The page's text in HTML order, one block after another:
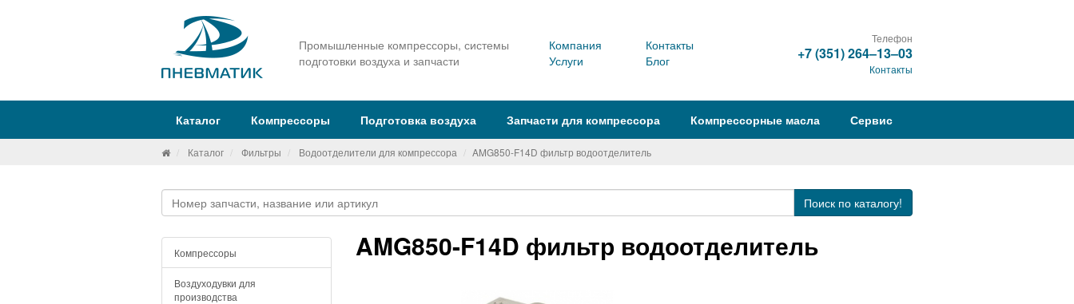
Промышленные компрессоры, системы
подготовки воздуха и запчасти
Компания
Услуги
Контакты
Блог
Телефон
+7 (351) 264‒13‒03
Контакты
Каталог Компрессоры Подготовка воздуха Запчасти для компрессора Компрессорные масла Сервис
Каталог Фильтры Водоотделители для компрессора AMG850-F14D фильтр водоотделитель
Поиск по каталогу!
Компрессоры
Воздуходувки для
производства
AMG850-F14D фильтр водоотделитель